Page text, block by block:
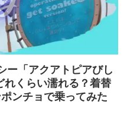
ー「アクアトピアびし
れくらい濡れる？着替
ンチョで乗ってみた